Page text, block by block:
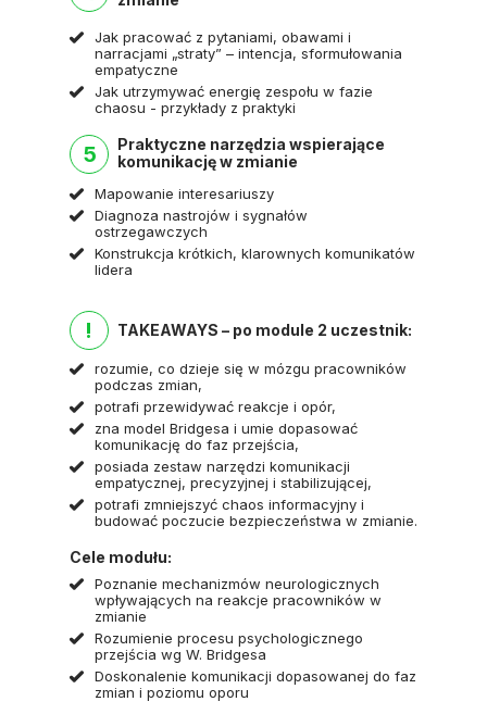
Jak pracować z pytaniami, obawami i
narracjami „straty” – intencja, sformułowania
empatyczne
Jak utrzymywać energię zespołu w fazie
chaosu - przykłady z praktyki
Mapowanie interesariuszy
Diagnoza nastrojów i sygnałów
ostrzegawczych
Konstrukcja krótkich, klarownych komunikatów
lidera
Praktyczne narzędzia wspierające
komunikację w zmianie
5
!
rozumie, co dzieje się w mózgu pracowników
podczas zmian,
potrafi przewidywać reakcje i opór,
zna model Bridgesa i umie dopasować
komunikację do faz przejścia,
posiada zestaw narzędzi komunikacji
empatycznej, precyzyjnej i stabilizującej,
potrafi zmniejszyć chaos informacyjny i
budować poczucie bezpieczeństwa w zmianie.
TAKEAWAYS – po module 2 uczestnik:
Poznanie mechanizmów neurologicznych
wpływających na reakcje pracowników w
zmianie
Rozumienie procesu psychologicznego
przejścia wg W. Bridgesa
Doskonalenie komunikacji dopasowanej do faz
zmian i poziomu oporu
Cele modułu: